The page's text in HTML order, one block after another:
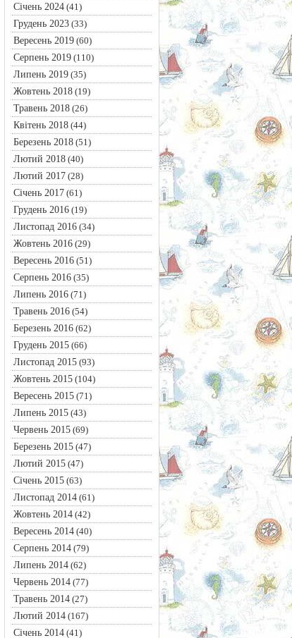
Січень 2024(41)
Грудень 2023(33)
Вересень 2019(60)
Серпень 2019(110)
Липень 2019(35)
Жовтень 2018(19)
Травень 2018(26)
Квітень 2018(44)
Березень 2018(51)
Лютий 2018(40)
Лютий 2017(28)
Січень 2017(61)
Грудень 2016(19)
Листопад 2016(34)
Жовтень 2016(29)
Вересень 2016(51)
Серпень 2016(35)
Липень 2016(71)
Травень 2016(54)
Березень 2016(62)
Грудень 2015(66)
Листопад 2015(93)
Жовтень 2015(104)
Вересень 2015(71)
Липень 2015(43)
Червень 2015(69)
Березень 2015(47)
Лютий 2015(47)
Січень 2015(63)
Листопад 2014(61)
Жовтень 2014(42)
Вересень 2014(40)
Серпень 2014(79)
Липень 2014(62)
Червень 2014(77)
Травень 2014(27)
Лютий 2014(167)
Січень 2014(41)